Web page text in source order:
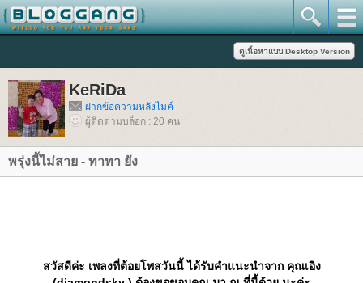
KeRiDa
ฝากข้อความหลังไมค์
ผู้ติดตามบล็อก : 20 คน
พรุ่งนี้ไม่สาย - ทาทา ยัง
สวัสดีค่ะ เพลงที่ต้อยโพสวันนี้ ได้รับคำแนะนำจาก คุณเอิง